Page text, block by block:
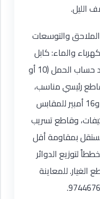
الليل.
والتوسعات
والماء: كابل
تغذية نحاسي بمقطع يحدد بعد حساب الحمل (10 أو
بقاطع رئيسي مناسب،
وقواطع فرعية 10 أمبير للإنارة و16 أمبير للمقابس
وقاطع تسريب
مستقل بمقاومة أقل
لتوزيع الدوائر
للمعاينة